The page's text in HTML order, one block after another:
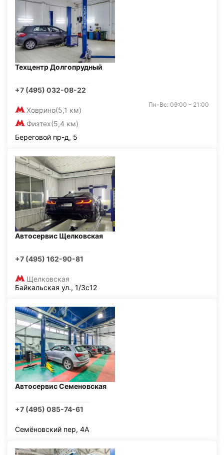
Техцентр Долгопрудный
+7 (495) 032-08-22
Ховрино(5,1 км)
Физтех(5,4 км)
Пн-Вс: 09:00 - 21:00
Береговой пр-д, 5
Автосервис Щелковская
+7 (495) 162-90-81
Щелковская
Байкальская ул., 1/3с12
Автосервис Семеновская
+7 (495) 085-74-61
Семёновский пер, 4А